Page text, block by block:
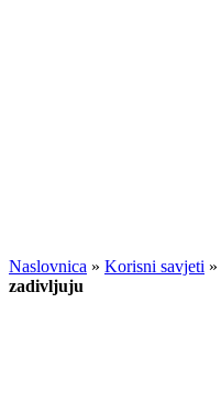
Naslovnica » Korisni savjeti »
zadivljuju